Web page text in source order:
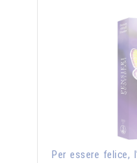
Per essere felice,